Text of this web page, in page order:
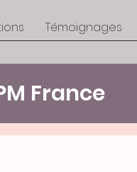
Témoignages
France